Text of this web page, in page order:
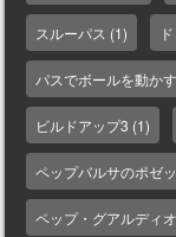
スルーパス (1)
パスでボールを動か
ビルドアップ3 (1)
ペップバルサのポゼ
ペップ・グアルディ